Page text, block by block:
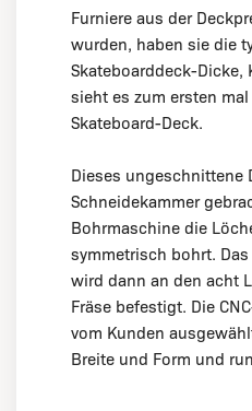
Furniere aus der
wurden, haben sie die
Skateboarddeck-Dicke,
sieht es zum ersten
Skateboard-Deck.
Dieses ungeschnittene
Schneidekammer
Bohrmaschine die
symmetrisch bohrt.
wird dann an den acht
Fräse befestigt. Die
vom Kunden
Breite und Form und